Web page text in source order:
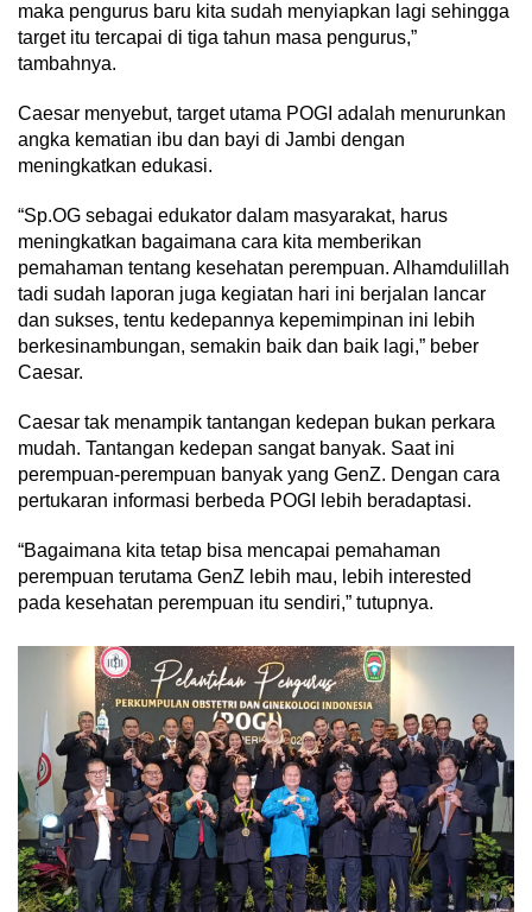
maka pengurus baru kita sudah menyiapkan lagi sehingga
target itu tercapai di tiga tahun masa pengurus,”
tambahnya.
Caesar menyebut, target utama POGI adalah menurunkan
angka kematian ibu dan bayi di Jambi dengan
meningkatkan edukasi.
“Sp.OG sebagai edukator dalam masyarakat, harus
meningkatkan bagaimana cara kita memberikan
pemahaman tentang kesehatan perempuan. Alhamdulillah
tadi sudah laporan juga kegiatan hari ini berjalan lancar
dan sukses, tentu kedepannya kepemimpinan ini lebih
berkesinambungan, semakin baik dan baik lagi,” beber
Caesar.
Caesar tak menampik tantangan kedepan bukan perkara
mudah. Tantangan kedepan sangat banyak. Saat ini
perempuan-perempuan banyak yang GenZ. Dengan cara
pertukaran informasi berbeda POGI lebih beradaptasi.
“Bagaimana kita tetap bisa mencapai pemahaman
perempuan terutama GenZ lebih mau, lebih interested
pada kesehatan perempuan itu sendiri,” tutupnya.